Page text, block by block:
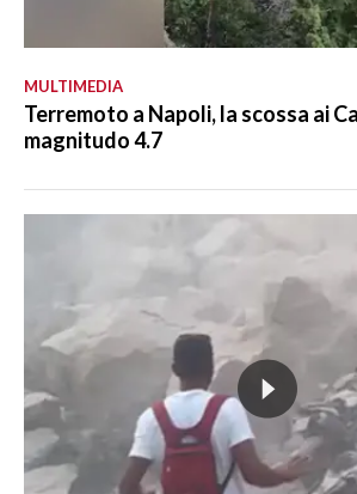
MULTIMEDIA
Terremoto a Napoli, la scossa ai
magnitudo 4.7